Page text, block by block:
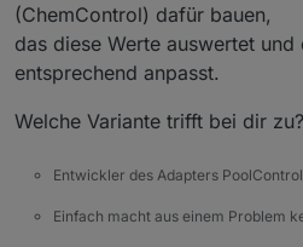
(ChemControl) dafür bauen,
das diese Werte auswertet und
entsprechend anpasst.
Welche Variante trifft bei dir zu?
Entwickler des Adapters
Einfach macht aus einem Problem